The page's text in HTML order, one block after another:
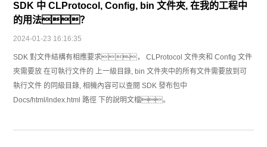
SDK 中 CLProtocol, Config, bin 文件夾, 在我的工程中
的用法？
2024-01-23 16:16:35
SDK 對文件結構有相應要求， CLProtocol 文件夾和 Config 文件
夾需要放 在可執行文件的 上一級目錄, bin 文件夾中的所有文件需要放到可
執行文件 的同級目錄, 相機內容可以查閱 SDK 發布包中
Docs/html/index.html 路徑 下的說明文檔。